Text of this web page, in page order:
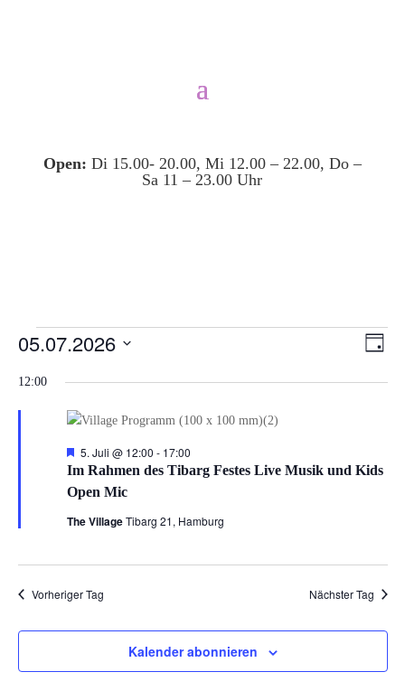
Open: Di 15.00- 20.00, Mi 12.00 – 22.00, Do –
Sa 11 – 23.00 Uhr
Veranstaltungen
5.
2026
Tag
05.07.2026
wählen.
12:00
Im Rahmen des Tibarg Festes Live Musik und Kids
Open Mic
Hervorgehoben
5. Juli @ 12:00 - 17:00
The VillageTibarg 21, Hamburg
Vorheriger Tag Nächster Tag
Kalender abonnieren